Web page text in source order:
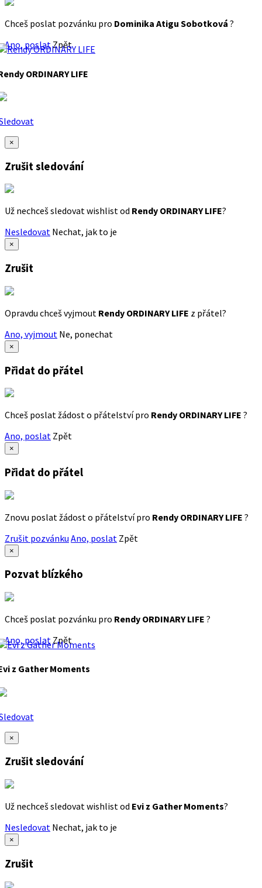
Chceš poslat pozvánku pro Dominika Atigu Sobotková ?
Ano, poslatZpět
ORDINARY LIFE
×
Zrušit sledování
Už nechceš sledovat wishlist od Rendy ORDINARY LIFE?
Nesledovat Nechat, jak to je
×
Zrušit
Opravdu chceš vyjmout Rendy ORDINARY LIFE z přátel?
Ano, vyjmout Ne, ponechat
×
Přidat do přátel
Chceš poslat žádost o přátelství pro Rendy ORDINARY LIFE ?
Ano, poslat Zpět
×
Přidat do přátel
Znovu poslat žádost o přátelství pro Rendy ORDINARY LIFE ?
Zrušit pozvánku Ano, poslat Zpět
×
Pozvat blízkého
Chceš poslat pozvánku pro Rendy ORDINARY LIFE ?
Ano, poslat Zpět
z Gather Moments
×
Zrušit sledování
Už nechceš sledovat wishlist od Evi z Gather Moments?
Nesledovat Nechat, jak to je
×
Zrušit